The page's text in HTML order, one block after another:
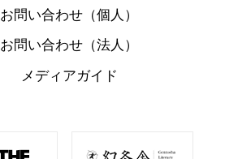
お問い合わせ（個人）
お問い合わせ（法人）
メディアガイド